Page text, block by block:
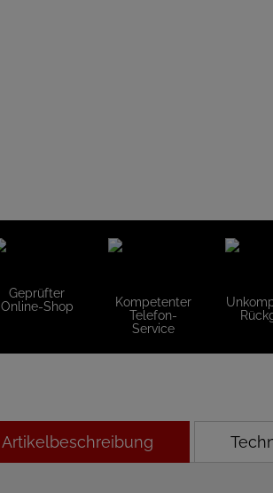
Geprüfter
Online-Shop
Kompetenter
Telefon-
Service
Artikelbeschreibung